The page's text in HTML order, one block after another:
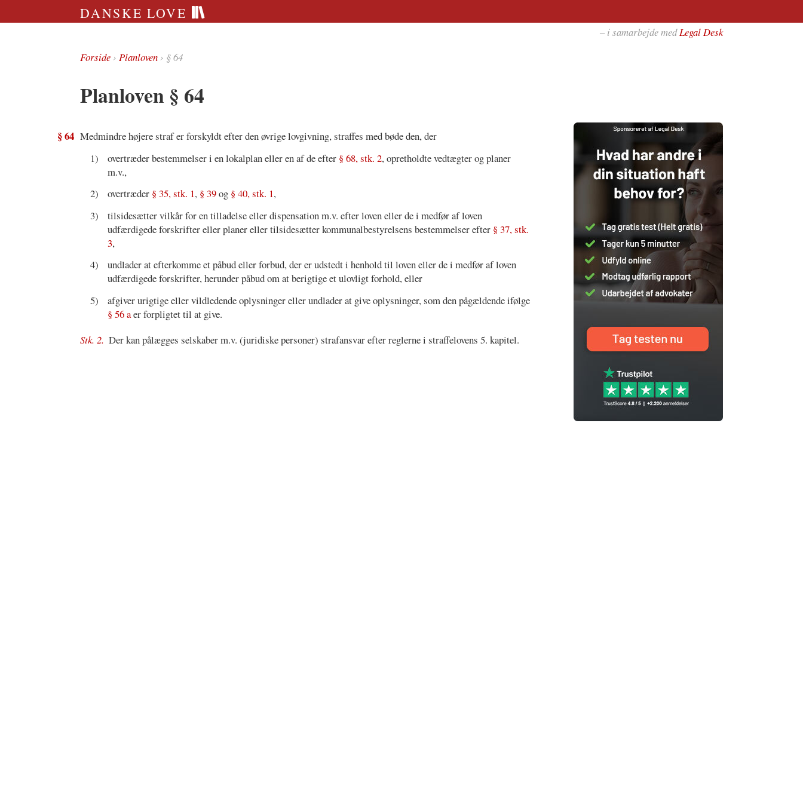
DANSKE LOVE
– i samarbejde medLegal Desk
Forside›Planloven› § 64
Planloven § 64
§ 64 Medmindre højere straf er forskyldt efter den øvrige lovgivning, straffes med bøde den, der
1)
overtræder bestemmelser i en lokalplan eller en af de efter § 68, stk. 2, opretholdte vedtægter og planer
m.v.,
2)
overtræder § 35, stk. 1, § 39og § 40, stk. 1,
3)
tilsidesætter vilkår for en tilladelse eller dispensation m.v. efter loven eller de i medfør af loven
udfærdigede forskrifter eller planer eller tilsidesætter kommunalbestyrelsens bestemmelser efter § 37, stk.
3,
4)
undlader at efterkomme et påbud eller forbud, der er udstedt i henhold til loven eller de i medfør af loven
udfærdigede forskrifter, herunder påbud om at berigtige et ulovligt forhold, eller
5)
afgiver urigtige eller vildledende oplysninger eller undlader at give oplysninger, som den pågældende ifølge
§ 56 aer forpligtet til at give.
Stk. 2. Der kan pålægges selskaber m.v. (juridiske personer) strafansvar efter reglerne i straffelovens 5. kapitel.